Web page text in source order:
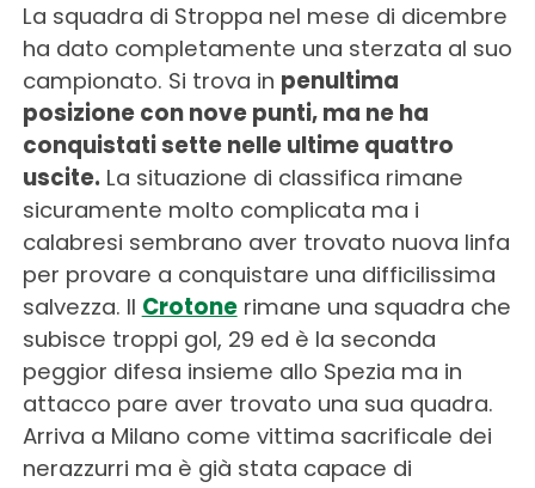
La squadra di Stroppa nel mese di dicembre
ha dato completamente una sterzata al suo
campionato. Si trova in penultima
posizione con nove punti, ma ne ha
conquistati sette nelle ultime quattro
uscite. La situazione di classifica rimane
sicuramente molto complicata ma i
calabresi sembrano aver trovato nuova linfa
per provare a conquistare una difficilissima
salvezza. Il Crotonerimane una squadra che
subisce troppi gol, 29 ed è la seconda
peggior difesa insieme allo Spezia ma in
attacco pare aver trovato una sua quadra.
Arriva a Milano come vittima sacrificale dei
nerazzurri ma è già stata capace di